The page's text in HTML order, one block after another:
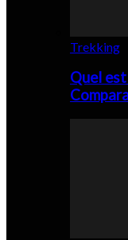
Trekking
Quel